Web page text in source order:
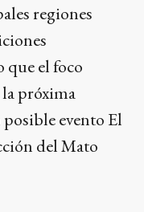
regiones
que el foco
la próxima
evento El
del Mato